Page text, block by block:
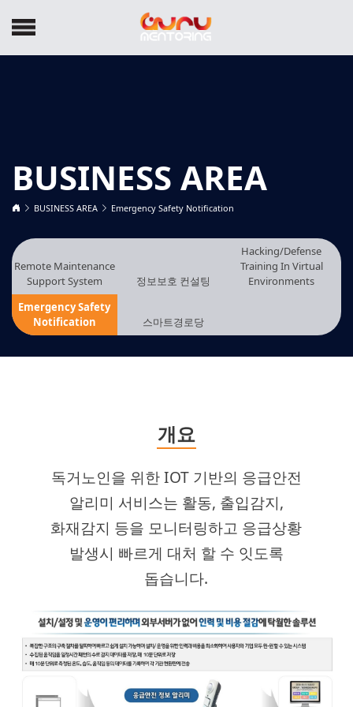
BUSINESS AREA
BUSINESS AREA Emergency Safety Notification
Remote Maintenance
Support System
정보보호 컨설팅
Hacking/Defense
Training In Virtual
Environments
Emergency Safety
Notification
스마트경로당
개요
독거노인을 위한 IOT 기반의 응급안전
알리미 서비스는 활동, 출입감지,
화재감지 등을 모니터링하고 응급상황
발생시 빠르게 대처 할 수 잇도록
돕습니다.